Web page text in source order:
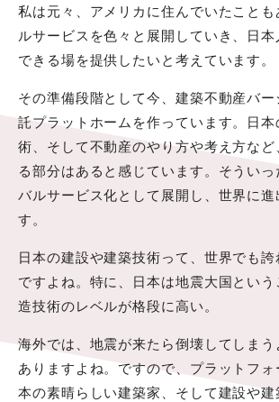
私は元々、アメリカに住んでいたこと
ルサービスを色々と展開していき、日
できる場を提供したいと考えています。
その準備段階として今、建築不動産バ
託プラットホームを作っています。日
術、そして不動産のやり方や考え方な
る部分はあると感じています。そうい
バルサービス化として展開し、世界に進
す。
日本の建設や建築技術って、世界でも
ですよね。特に、日本は地震大国とい
造技術のレベルが格段に高い。
海外では、地震が来たら倒壊してしまう
ありますよね。ですので、プラットフォ
本の素晴らしい建築家、そして建設や